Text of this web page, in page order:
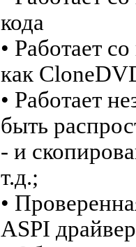
кода
• Работает
как
• Работает
быть
- и
т.д.;
•
ASPI